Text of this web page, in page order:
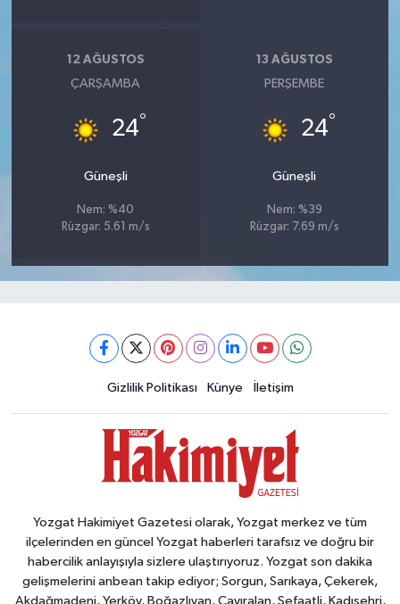
12 AĞUSTOS
ÇARŞAMBA
24°
Güneşli
Nem: %40
Rüzgar: 5.61 m/s
13 AĞUSTOS
PERŞEMBE
24°
Güneşli
Nem: %39
Rüzgar: 7.69 m/s
Gizlilik Politikası Künye İletişim
Yozgat Hakimiyet Gazetesi olarak, Yozgat merkez ve tüm
ilçelerinden en güncel Yozgat haberleri tarafsız ve doğru bir
habercilik anlayışıyla sizlere ulaştırıyoruz. Yozgat son dakika
gelişmelerini anbean takip ediyor; Sorgun, Sarıkaya, Çekerek,
Akdağmadeni, Yerköy, Boğazlıyan, Çayıralan, Şefaatli, Kadışehri,